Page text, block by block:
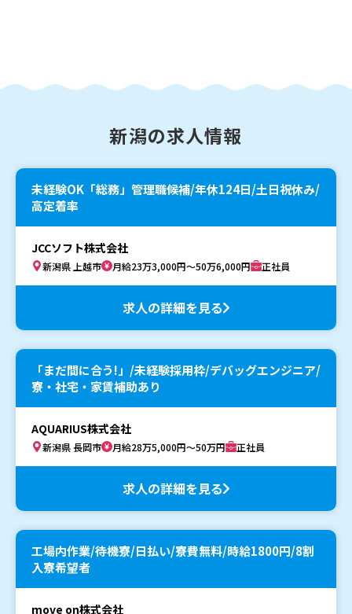
新潟の求人情報
未経験OK「総務」管理職候補/年休124日/土日祝休み/
高定着率
JCCソフト株式会社
新潟県 上越市 月給23万3,000円～50万6,000円 正社員
求人の詳細を見る
「まだ間に合う!」/未経験採用枠/デバッグエンジニア/
寮・社宅・家賃補助あり
AQUARIUS株式会社
新潟県 長岡市 月給28万5,000円～50万円 正社員
求人の詳細を見る
工場内作業/待機寮/日払い/寮費無料/時給1800円/8割
入寮希望者
move on株式会社